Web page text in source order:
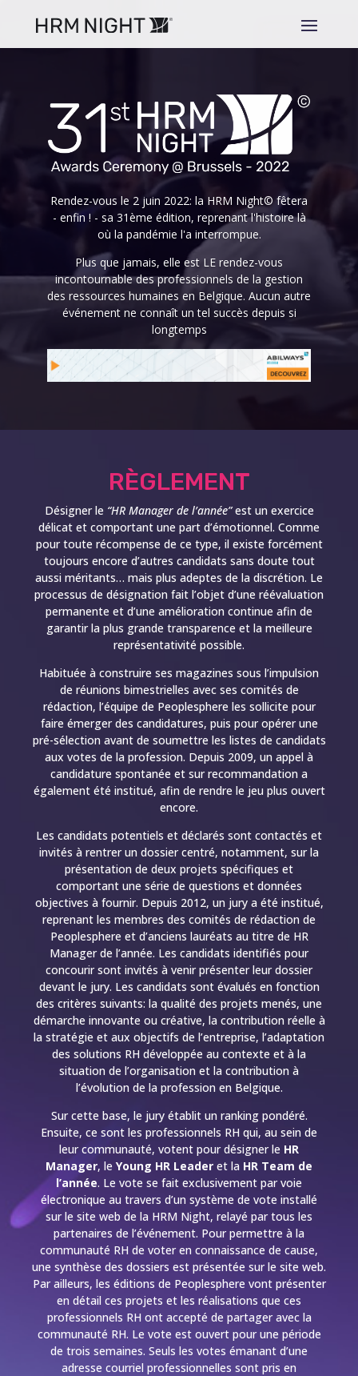
Rendez-vous le 2 juin 2022: la HRM Night© fêtera
- enfin ! - sa 31ème édition, reprenant l'histoire là
où la pandémie l'a interrompue.
Plus que jamais, elle est LE rendez-vous
incontournable des professionnels de la gestion
des ressources humaines en Belgique. Aucun autre
événement ne connaît un tel succès depuis si
longtemps
RÈGLEMENT
Désigner le “HR Manager de l’année”est un exercice
délicat et comportant une part d’émotionnel. Comme
pour toute récompense de ce type, il existe forcément
toujours encore d’autres candidats sans doute tout
aussi méritants… mais plus adeptes de la discrétion. Le
processus de désignation fait l’objet d’une réévaluation
permanente et d’une amélioration continue afin de
garantir la plus grande transparence et la meilleure
représentativité possible.
Habituée à construire ses magazines sous l’impulsion
de réunions bimestrielles avec ses comités de
rédaction, l’équipe de Peoplesphere les sollicite pour
faire émerger des candidatures, puis pour opérer une
pré-sélection avant de soumettre les listes de candidats
aux votes de la profession. Depuis 2009, un appel à
candidature spontanée et sur recommandation a
également été institué, afin de rendre le jeu plus ouvert
encore.
Les candidats potentiels et déclarés sont contactés et
invités à rentrer un dossier centré, notamment, sur la
présentation de deux projets spécifiques et
comportant une série de questions et données
objectives à fournir. Depuis 2012, un jury a été institué,
reprenant les membres des comités de rédaction de
Peoplesphere et d’anciens lauréats au titre de HR
Manager de l’année. Les candidats identifiés pour
concourir sont invités à venir présenter leur dossier
devant le jury. Les candidats sont évalués en fonction
des critères suivants: la qualité des projets menés, une
démarche innovante ou créative, la contribution réelle à
la stratégie et aux objectifs de l’entreprise, l’adaptation
des solutions RH développée au contexte et à la
situation de l’organisation et la contribution à
l’évolution de la profession en Belgique.
Sur cette base, le jury établit un ranking pondéré.
Ensuite, ce sont les professionnels RH qui, au sein de
leur communauté, votent pour désigner le HR
Manager, le Young HR Leader et la HR Team de
l’année. Le vote se fait exclusivement par voie
électronique au travers d’un système de vote installé
sur le site web de la HRM Night, relayé par tous les
partenaires de l’événement. Pour permettre à la
communauté RH de voter en connaissance de cause,
une synthèse des dossiers est présentée sur le site web.
Par ailleurs, les éditions de Peoplesphere vont présenter
en détail ces projets et les réalisations que ces
professionnels RH ont accepté de partager avec la
communauté RH. Le vote est ouvert pour une période
de trois semaines. Seuls les votes émanant d’une
adresse courriel professionnelles sont pris en